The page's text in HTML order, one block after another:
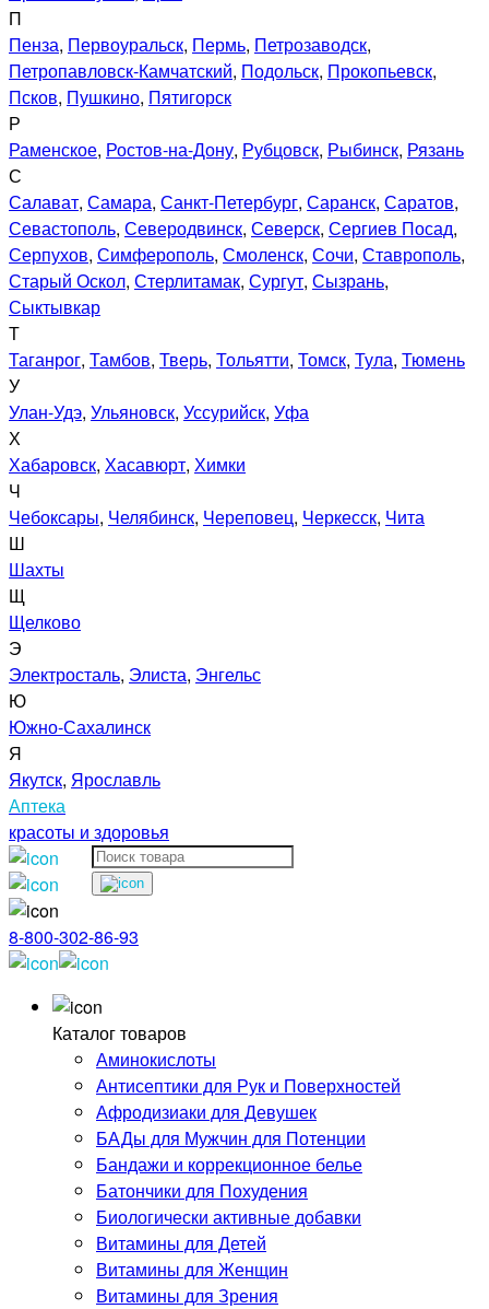
П
Пенза, Первоуральск, Пермь, Петрозаводск,
Петропавловск-Камчатский, Подольск, Прокопьевск,
Псков, Пушкино, Пятигорск
Р
Раменское, Ростов-на-Дону, Рубцовск, Рыбинск, Рязань
С
Салават, Самара, Санкт-Петербург, Саранск, Саратов,
Севастополь, Северодвинск, Северск, Сергиев Посад,
Серпухов, Симферополь, Смоленск, Сочи, Ставрополь,
Старый Оскол, Стерлитамак, Сургут, Сызрань,
Сыктывкар
Т
Таганрог, Тамбов, Тверь, Тольятти, Томск, Тула, Тюмень
У
Улан-Удэ, Ульяновск, Уссурийск, Уфа
Х
Хабаровск, Хасавюрт, Химки
Ч
Чебоксары, Челябинск, Череповец, Черкесск, Чита
Ш
Шахты
Щ
Щелково
Э
Электросталь, Элиста, Энгельс
Ю
Южно-Сахалинск
Я
Якутск, Ярославль
Аптека
красоты и здоровья
8-800-302-86-93
Каталог товаров
Аминокислоты
Антисептики для Рук и Поверхностей
Афродизиаки для Девушек
БАДы для Мужчин для Потенции
Бандажи и коррекционное белье
Батончики для Похудения
Биологически активные добавки
Витамины для Детей
Витамины для Женщин
Витамины для Зрения